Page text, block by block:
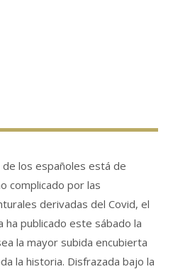
los españoles está de
complicado por las
derivadas del Covid, el
ha publicado este sábado la
la mayor subida encubierta
la historia. Disfrazada bajo la